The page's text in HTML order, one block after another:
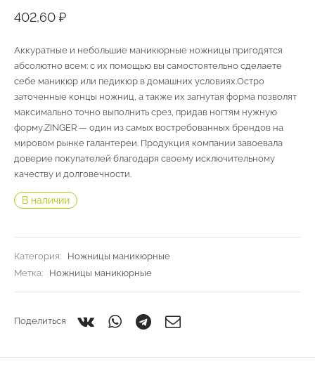
402,60 ₽
Аккуратные и небольшие маникюрные ножницы пригодятся
абсолютно всем: с их помощью вы самостоятельно сделаете
себе маникюр или педикюр в домашних условиях.Остро
заточенные концы ножниц, а также их загнутая форма позволят
максимально точно выполнить срез, придав ногтям нужную
форму.ZINGER — один из самых востребованных брендов на
мировом рынке галантереи. Продукция компании завоевала
доверие покупателей благодаря своему исключительному
качеству и долговечности.
В наличии
Категория:
Ножницы маникюрные
Метка:
Ножницы маникюрные
Поделиться